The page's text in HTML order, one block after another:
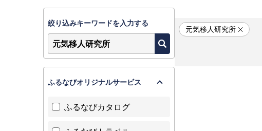
元気移人研究所
絞り込みキーワードを入力する
ふるなびオリジナルサービス
ふるなびカタログ